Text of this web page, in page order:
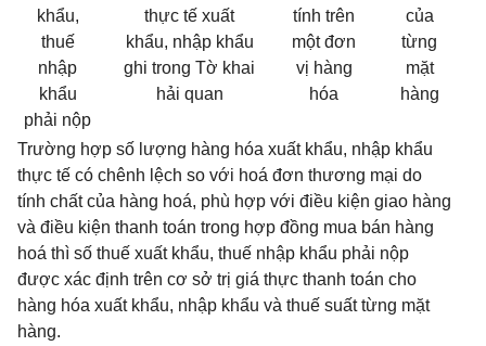
khẩu,
thuế
nhập
khẩu
phải nộp
thực tế xuất
khẩu, nhập khẩu
ghi trong Tờ khai
hải quan
tính trên
một đơn
vị hàng
hóa
của
từng
mặt
hàng
Trường hợp số lượng hàng hóa xuất khẩu, nhập khẩu
thực tế có chênh lệch so với hoá đơn thương mại do
tính chất của hàng hoá, phù hợp với điều kiện giao hàng
và điều kiện thanh toán trong hợp đồng mua bán hàng
hoá thì số thuế xuất khẩu, thuế nhập khẩu phải nộp
được xác định trên cơ sở trị giá thực thanh toán cho
hàng hóa xuất khẩu, nhập khẩu và thuế suất từng mặt
hàng.